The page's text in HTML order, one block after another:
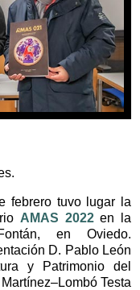
febrero tuvo lugar la
AMAS 2022en la
en Oviedo.
D. Pablo León
y Patrimonio del
Testa